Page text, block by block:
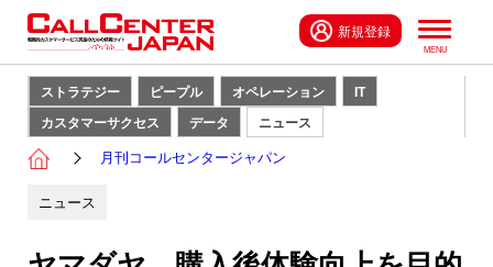
新規登録
ストラテジー ピープル オペレーション
IT
カスタマーサクセス
データ ニュース
月刊コールセンタージャパン
ニュース